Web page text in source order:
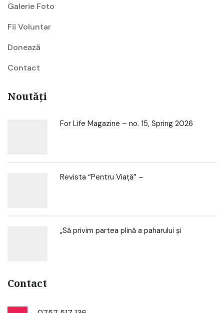
Galerie Foto
Fii Voluntar
Donează
Contact
Noutăți
For Life Magazine – no. 15, Spring 2026
Revista “Pentru Viață” –
„Să privim partea plină a paharului și
Contact